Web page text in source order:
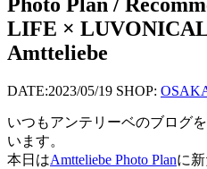
LIFE ×
Amtteliebe
DATE:2023/05/19 SHOP:
いつもアンテリーベのブログ
います。
本日はAmtteliebe Photo Planに